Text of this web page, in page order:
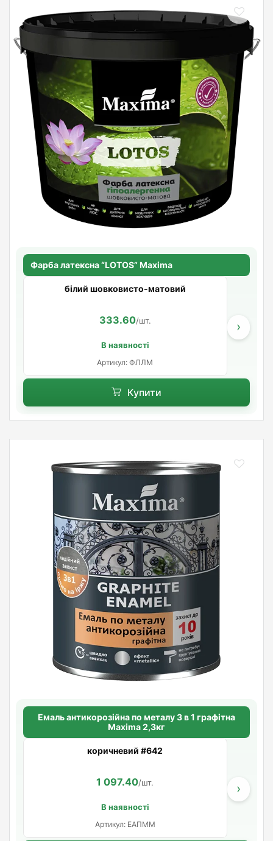
Фарба латексна “LOTOS” Maxima
білий шовковисто-матовий
333.60/шт.
В наявності
Артикул: ФЛЛМ
›
Купити
Емаль антикорозійна по металу 3 в 1 графітна
Maxima 2,3кг
коричневий #642
1 097.40/шт.
В наявності
Артикул: ЕАПММ
›